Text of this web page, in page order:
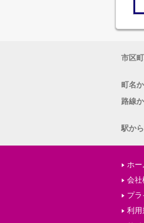
市区
町名
路線
駅か
ホー
会社
プ
利用